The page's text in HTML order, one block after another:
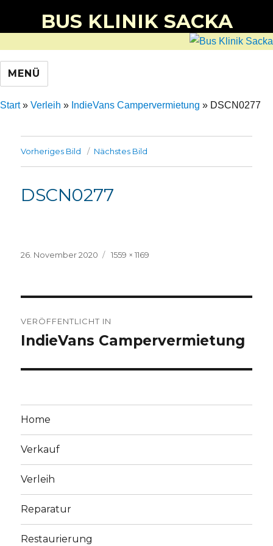
BUS KLINIK SACKA
MENÜ
Start» Verleih » IndieVans Campervermietung » DSCN0277
Vorheriges Bild Nächstes Bild
DSCN0277
Veröffentlicht
26. November 2020
Volle
1559 × 1169
VERÖFFENTLICHT IN
IndieVans Campervermietung
Home
Verkauf
Verleih
Reparatur
Restaurierung